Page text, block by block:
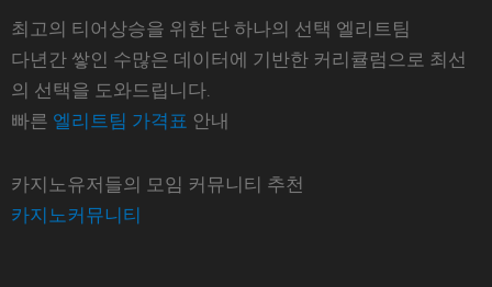
최고의 티어상승을 위한 단 하나의 선택 엘리트팀
다년간 쌓인 수많은 데이터에 기반한 커리큘럼으로 최선
의 선택을 도와드립니다.
빠른 엘리트팀 가격표 안내
카지노유저들의 모임 커뮤니티 추천
카지노커뮤니티